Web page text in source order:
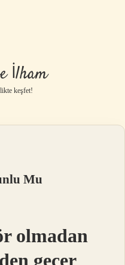
İlham
keşfet!
Mu
olmadan
geçer